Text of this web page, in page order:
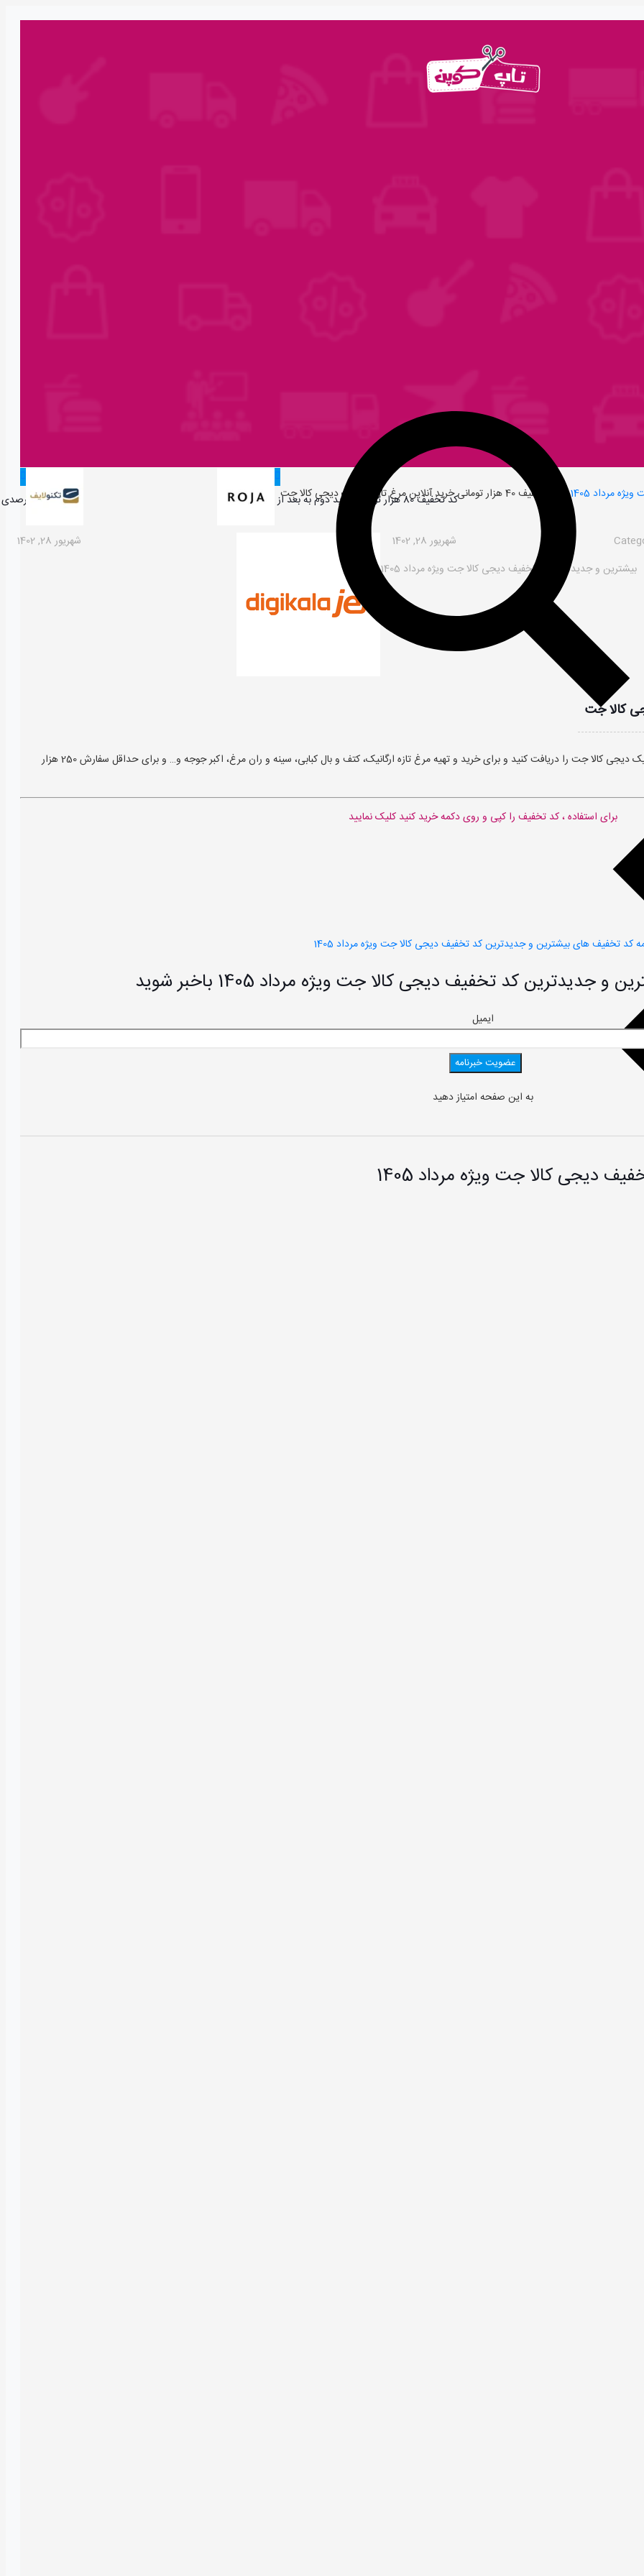
مرداد 1405 » کد تخفیف 40 هزار تومانی خرید آنلاین مرغ تازه ارگانیک دیجی کالا جت کد تخفیف 80 هزار تومانی خرید دوم به بعد از روژا
شهریور 28, 1402
تخفیف تا 10 درصدی خرید پرفروش ترین محصولات تکنولایف
شهریور 28, 1402
بیشترین و جدیدترین کد تخفیف دیجی کالا جت ویژه مرداد 1405
: کد تخفیف 40000 تومانی خرید اینترنتی مرغ ارگانیک دیجی کالا جت را دریافت کنید و برای خرید و تهیه مرغ تازه ارگانیک، کتف و بال کبابی، سینه و ران مرغ، اکبر جوجه و… و برای حداقل سفارش 250 هزار
برای استفاده ، کد تخفیف را کپی و روی دکمه خرید کنید کلیک نمایید
کد تخفیف های بیشترین و جدیدترین کد تخفیف دیجی کالا جت ویژه مرداد 1405
کد تخفیف دیجی کالا جت ویژه مرداد 1405 باخبر شوید
ایمیل
به این صفحه امتیاز دهید
دیجی کالا جت ویژه مرداد 1405